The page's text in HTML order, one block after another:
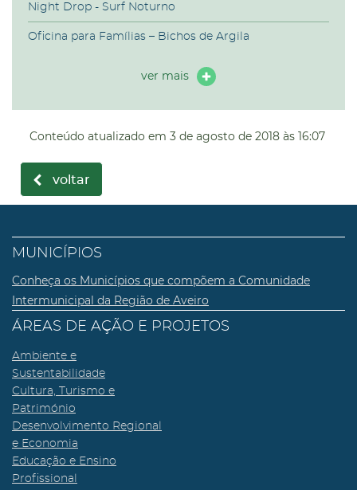
Night Drop - Surf Noturno
Oficina para Famílias – Bichos de Argila
ver mais
Conteúdo atualizado em 3 de agosto de 2018 às 16:07
voltar
MUNICÍPIOS
Conheça os Municípios que compõem a Comunidade
Intermunicipal da Região de Aveiro
ÁREAS DE AÇÃO E PROJETOS
Ambiente e
Sustentabilidade
Cultura, Turismo e
Património
Desenvolvimento Regional
e Economia
Educação e Ensino
Profissional